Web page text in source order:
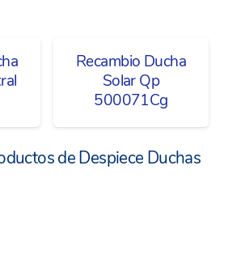
Recambio Ducha
Solar Qp
500071Cg
de Despiece Duchas